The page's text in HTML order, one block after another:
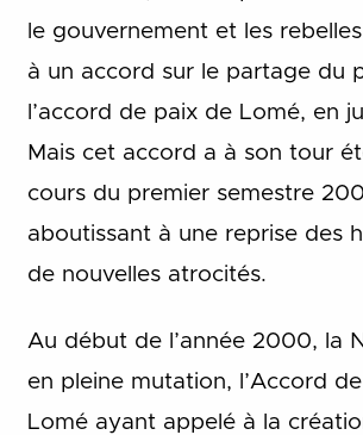
le gouvernement et les
à un accord sur le partage du
l’accord de paix de Lomé, en
Mais cet accord a à son tour
cours du premier semestre
aboutissant à une reprise des
de nouvelles atrocités.
Au début de l’année 2000, la
en pleine mutation, l’Accord
Lomé ayant appelé à la